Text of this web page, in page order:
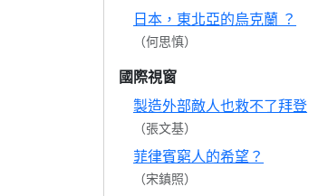
日本，東北亞的烏克蘭 ？
（何思慎）
國際視窗
製造外部敵人也救不了拜登
（張文基）
菲律賓窮人的希望？
（宋鎮照）